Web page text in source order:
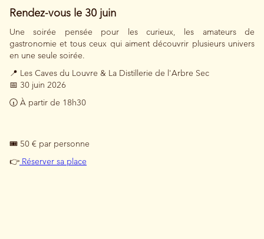
Rendez-vous le 30 juin
Une soirée pensée pour les curieux, les amateurs de
gastronomie et tous ceux qui aiment découvrir plusieurs univers
en une seule soirée.
📍 Les Caves du Louvre & La Distillerie de l'Arbre Sec
📅 30 juin 2026
🕡 À partir de 18h30
🎟️ 50 € par personne
👉 Réserver sa place